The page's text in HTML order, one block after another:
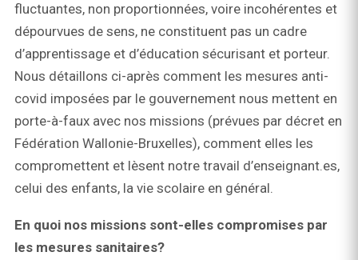
fluctuantes, non proportionnées, voire incohérentes et
dépourvues de sens, ne constituent pas un cadre
d’apprentissage et d’éducation sécurisant et porteur.
Nous détaillons ci-après comment les mesures anti-
covid imposées par le gouvernement nous mettent en
porte-à-faux avec nos missions (prévues par décret en
Fédération Wallonie-Bruxelles), comment elles les
compromettent et lèsent notre travail d’enseignant.es,
celui des enfants, la vie scolaire en général.
En quoi nos missions sont-elles compromises par
les mesures sanitaires?